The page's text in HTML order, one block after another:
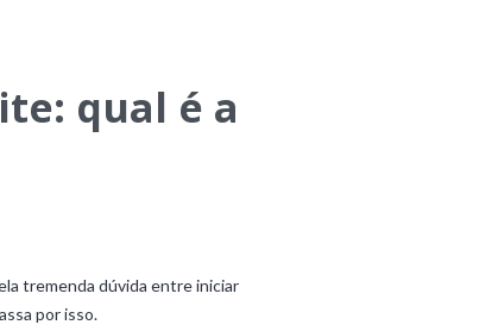
qual é a
tremenda dúvida entre iniciar
por isso.